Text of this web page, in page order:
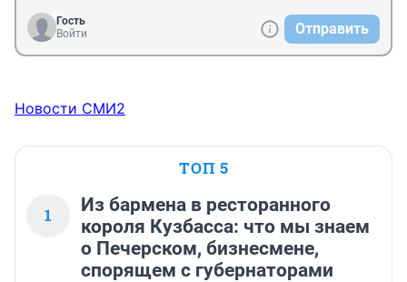
Гость
Войти
Отправить
Новости СМИ2
ТОП 5
1
Из бармена в ресторанного
короля Кузбасса: что мы знаем
о Печерском, бизнесмене,
спорящем с губернаторами